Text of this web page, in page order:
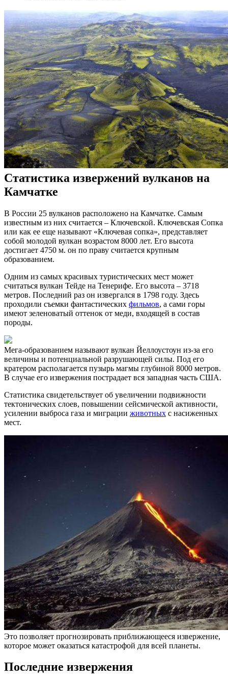
Статистика извержений вулканов на
Камчатке
В России 25 вулканов расположено на Камчатке. Самым
известным из них считается – Ключевской. Ключевская Сопка
или как ее еще называют «Ключевая сопка», представляет
собой молодой вулкан возрастом 8000 лет. Его высота
достигает 4750 м. он по праву считается крупным
образованием.
Одним из самых красивых туристических мест может
считаться вулкан Тейде на Тенерифе. Его высота – 3718
метров. Последний раз он извергался в 1798 году. Здесь
проходили съемки фантастических фильмов, а сами горы
имеют зеленоватый оттенок от меди, входящей в состав
породы.
Мега-образованием называют вулкан Йеллоустоун из-за его
величины и потенциальной разрушающей силы. Под его
кратером располагается пузырь магмы глубиной 8000 метров.
В случае его извержения пострадает вся западная часть США.
Статистика свидетельствует об увеличении подвижности
тектонических слоев, повышении сейсмической активности,
усилении выброса газа и миграции животных с насиженных
мест.
Это позволяет прогнозировать приближающееся извержение,
которое может оказаться катастрофой для всей планеты.
Последние извержения